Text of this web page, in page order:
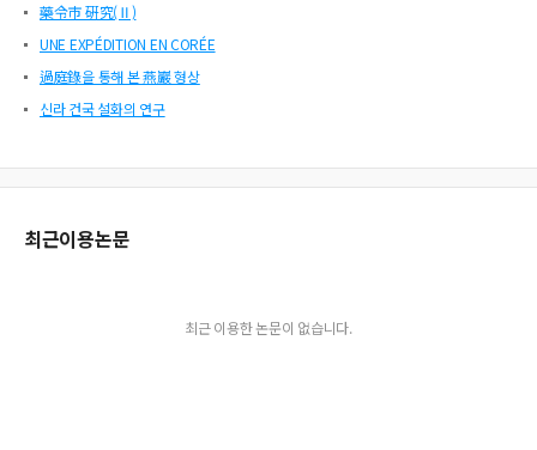
藥令市 硏究(Ⅱ)
UNE EXPÉDITION EN CORÉE
過庭錄을 통해 본 燕巖 형상
신라 건국 설화의 연구
최근이용논문
최근 이용한 논문이 없습니다.